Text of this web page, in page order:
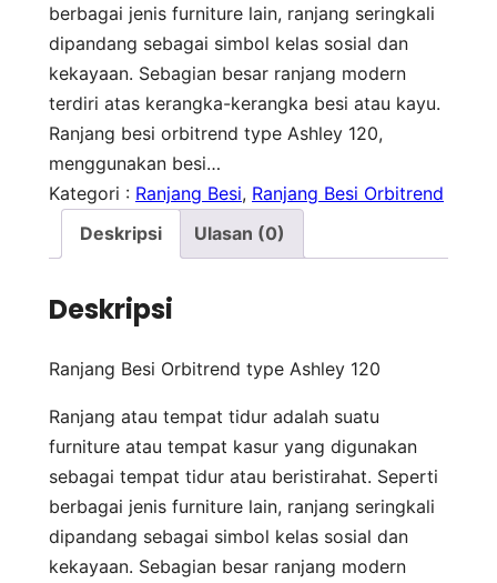
berbagai jenis furniture lain, ranjang seringkali
dipandang sebagai simbol kelas sosial dan
kekayaan. Sebagian besar ranjang modern
terdiri atas kerangka-kerangka besi atau kayu.
Ranjang besi orbitrend type Ashley 120,
menggunakan besi…
Kategori : Ranjang Besi, Ranjang Besi Orbitrend
Deskripsi
Ulasan (0)
Deskripsi
Ranjang Besi Orbitrend type Ashley 120
Ranjang atau tempat tidur adalah suatu
furniture atau tempat kasur yang digunakan
sebagai tempat tidur atau beristirahat. Seperti
berbagai jenis furniture lain, ranjang seringkali
dipandang sebagai simbol kelas sosial dan
kekayaan. Sebagian besar ranjang modern